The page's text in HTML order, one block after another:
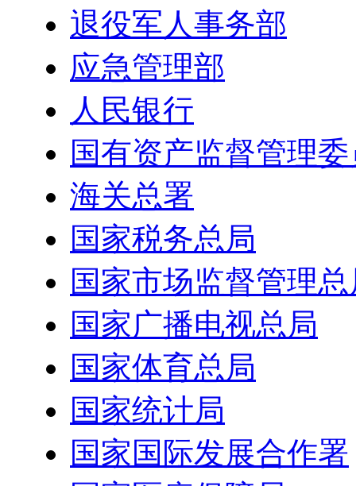
退役军人事务部
应急管理部
人民银行
国有资产监督管理
海关总署
国家税务总局
国家市场监督管理
国家广播电视总局
国家体育总局
国家统计局
国家国际发展合作署